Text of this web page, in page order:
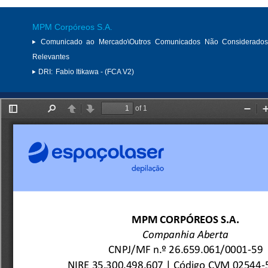
MPM Corpóreos S.A.
Comunicado ao Mercado\Outros Comunicados Não
Relevantes
DRI: Fabio Itikawa - (FCA V2)